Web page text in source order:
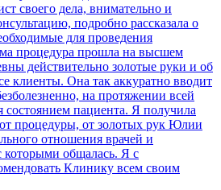
своего дела, внимательно и
подробно рассказала о
для проведения
процедура прошла на высшем
действительно золотые руки и об
клиенты. Она так аккуратно вводит
на протяжении всей
состоянием пациента. Я получила
процедуры, от золотых рук Юлии
отношения врачей и
которыми общалась. Я с
Клинику всем своим